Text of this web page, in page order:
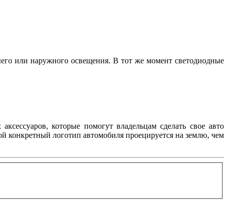
или наружного освещения. В тот же момент светодиодные
которые помогут владельцам сделать свое авто
логотип автомобиля проецируется на землю, чем